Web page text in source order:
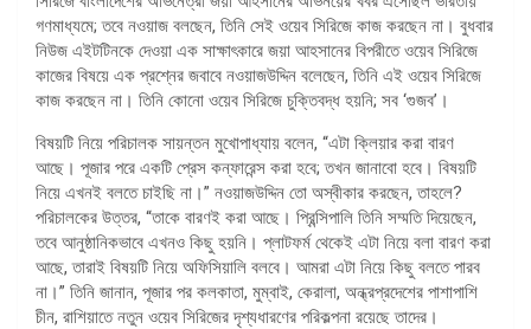
গণমাধ্যমে; তবে নওয়াজ বলছেন, তিনি সেই ওয়েব সিরিজে কাজ করছেন না। বুধবার
নিউজ এইটটিনকে দেওয়া এক সাক্ষাৎকারে জয়া আহসানের বিপরীতে ওয়েব সিরিজে
কাজের বিষয়ে এক প্রশ্নের জবাবে নওয়াজউদ্দিন বলেছেন, তিনি এই ওয়েব সিরিজে
কাজ করছেন না। তিনি কোনো ওয়েব সিরিজে চুক্তিবদ্ধ হয়নি; সব ‘গুজব’।
বিষয়টি নিয়ে পরিচালক সায়ন্তন মুখোপাধ্যায় বলেন, “এটা ক্লিয়ার করা বারণ
আছে। পূজার পরে একটি প্রেস কন্ফারেন্স করা হবে; তখন জানাবো হবে। বিষয়টি
নিয়ে এখনই বলতে চাইছি না।” নওয়াজউদ্দিন তো অস্বীকার করছেন, তাহলে?
পরিচালকের উত্তর, “তাকে বারণই করা আছে। প্রিন্সিপালি তিনি সম্মতি দিয়েছেন,
তবে আনুষ্ঠানিকভাবে এখনও কিছু হয়নি। প্লাটফর্ম থেকেই এটা নিয়ে বলা বারণ করা
আছে, তারাই বিষয়টি নিয়ে অফিসিয়ালি বলবে। আমরা এটা নিয়ে কিছু বলতে পারব
না।” তিনি জানান, পূজার পর কলকাতা, মুম্বাই, কেরালা, অন্ধ্রপ্রদেশের পাশাপাশি
চীন, রাশিয়াতে নতুন ওয়েব সিরিজের দৃশ্যধারণের পরিকল্পনা রয়েছে তাদের।